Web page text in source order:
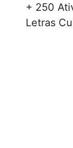
+ 250
Letras